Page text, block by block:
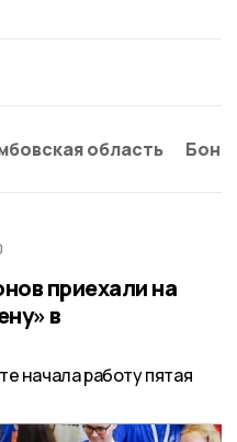
область
приехали на
в
начала работу пятая